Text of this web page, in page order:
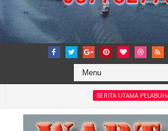
BERITA UTAMA PELABUHAN
4: Pelindo Jasa Maritim Dengar